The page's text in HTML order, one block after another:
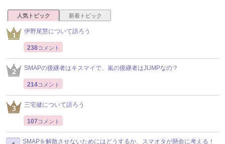
人気トピック 新着トピック
伊野尾慧について語ろう
238コメント
SMAPの後継者はキスマイで、嵐の後継者はJUMPなの？
214コメント
三宅健について語ろう
107 コメント
SMAPを解散させないためにはどうするか、スマオタが懸命に考える！